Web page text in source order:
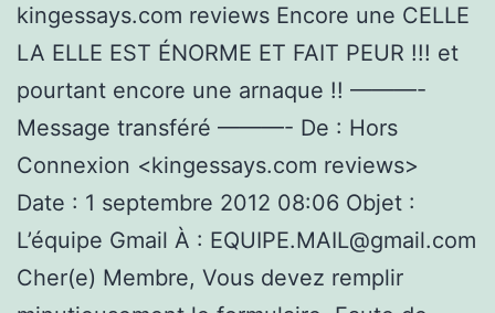
kingessays.com reviews Encore une CELLE
LA ELLE EST ÉNORME ET FAIT PEUR !!! et
pourtant encore une arnaque !! ———-
Message transféré ———- De : Hors
Connexion <kingessays.com reviews>
Date : 1 septembre 2012 08:06 Objet :
L’équipe Gmail À : EQUIPE.MAIL@gmail.com
Cher(e) Membre, Vous devez remplir